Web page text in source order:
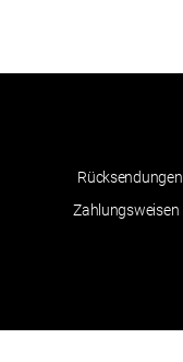
Rücksendungen
Zahlungsweisen